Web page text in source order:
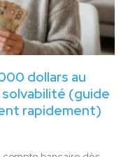
dollars au
(guide
rapidement)